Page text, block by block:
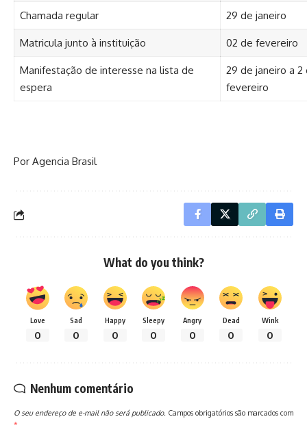
Chamada regular 29 de janeiro
Matricula junto à instituição 02 de fevereiro
Manifestação de interesse na lista de
espera
29 de janeiro a 2
fevereiro
Por Agencia Brasil
What do you think?
Love
0
Sad
0
Happy
0
Sleepy
0
Angry
0
Dead
0
Wink
0
Nenhum comentário
O seu endereço de e-mail não será publicado. Campos obrigatórios são marcados com
*